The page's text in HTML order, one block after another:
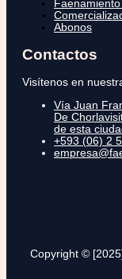
Abonos
Contactos
Visítenos en
Vía Juan
De
de esta
+593 (06) 2
Copyright ©